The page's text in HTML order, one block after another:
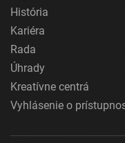
História
Kariéra
Rada
Úhrady
Kreatívne centrá
Vyhlásenie o